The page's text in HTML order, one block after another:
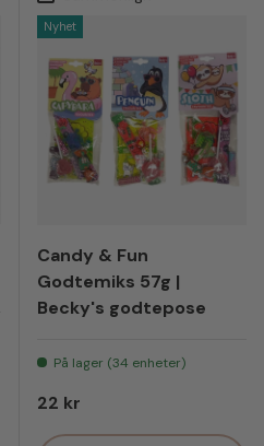
Nyhet
Candy & Fun
Godtemiks 57g |
Becky's godtepose
På lager (34 enheter)
Vanlig pris
22 kr